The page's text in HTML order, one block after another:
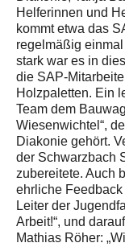
Helferinnen und
kommt etwa das
regelmäßig
stark war es in
die SAP-
Holzpaletten. Ein
Team dem
Wiesenwichtel“,
Diakonie gehört.
der Schwarzbach
zubereitete. Auch
ehrliche
Leiter der
Arbeit!“, und
Mathias Röher: